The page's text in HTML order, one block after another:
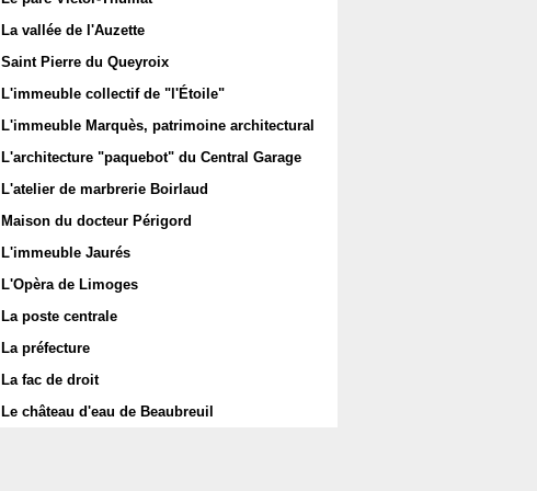
La vallée de l'Auzette
Saint Pierre du Queyroix
L'immeuble collectif de "l'Étoile"
L'immeuble Marquès, patrimoine architectural
L'architecture "paquebot" du Central Garage
L'atelier de marbrerie Boirlaud
Maison du docteur Périgord
L'immeuble Jaurés
L'Opèra de Limoges
La poste centrale
La préfecture
La fac de droit
Le château d'eau de Beaubreuil